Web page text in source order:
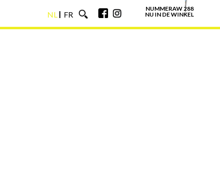
NL
FR
NUMMERAW 288
NU IN DE WINKEL